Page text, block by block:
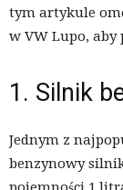
tym artykule
w VW Lupo, aby
1. Silnik
Jednym z
benzynowy